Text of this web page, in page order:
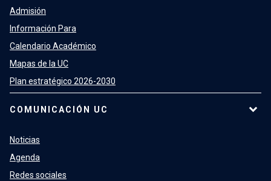
Admisión
Información Para
Calendario Académico
Mapas de la UC
Plan estratégico 2026-2030
COMUNICACIÓN UC
Noticias
Agenda
Redes sociales